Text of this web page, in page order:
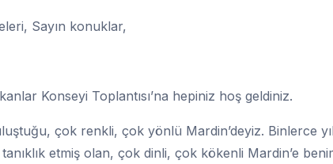
Sayın konuklar,
Konseyi Toplantısı’na hepiniz hoş geldiniz.
çok renkli, çok yönlü Mardin’deyiz. Binlerce
etmiş olan, çok dinli, çok kökenli Mardin’e